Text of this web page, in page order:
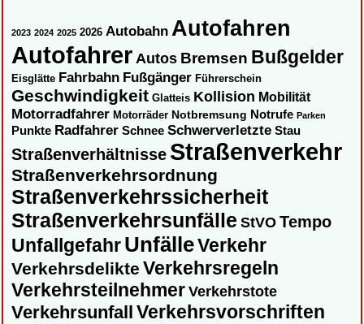
2023 2024 2025 2026 Autobahn Autofahren
AutofahrerAutos Bremsen Bußgelder
Eisglätte Fahrbahn Fußgänger Führerschein
Geschwindigkeit Glatteis Kollision Mobilität
Motorradfahrer Motorräder Notbremsung Notrufe Parken
Punkte Radfahrer Schnee Schwerverletzte Stau
Straßenverhältnisse Straßenverkehr
Straßenverkehrsordnung
Straßenverkehrssicherheit
Straßenverkehrsunfälle StVOTempo
UnfallgefahrUnfälleVerkehr
Verkehrsdelikte Verkehrsregeln
Verkehrsteilnehmer Verkehrstote
Verkehrsunfall Verkehrsvorschriften